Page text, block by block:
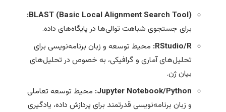
BLAST (Basic Local Alignment Search Tool):
برای جستجوی شباهت توالی‌ها در پایگاه‌های داده.
RStudio/R:محیط توسعه و زبان برنامه‌نویسی برای
تحلیل‌های آماری و گرافیکی، به خصوص در تحلیل‌های
بیان ژن.
Jupyter Notebook/Python:محیط توسعه تعاملی
و زبان برنامه‌نویسی قدرتمند برای پردازش داده، یادگیری